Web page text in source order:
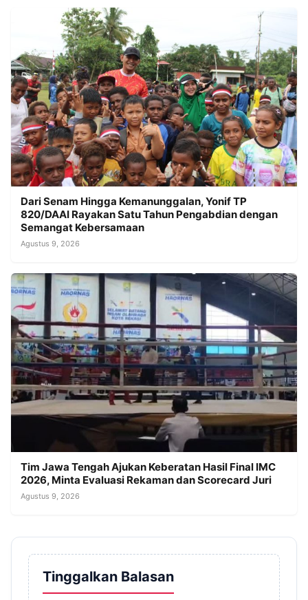
Dari Senam Hingga Kemanunggalan, Yonif TP
820/DAAI Rayakan Satu Tahun Pengabdian dengan
Semangat Kebersamaan
Agustus 9, 2026
Tim Jawa Tengah Ajukan Keberatan Hasil Final IMC
2026, Minta Evaluasi Rekaman dan Scorecard Juri
Agustus 9, 2026
Tinggalkan Balasan